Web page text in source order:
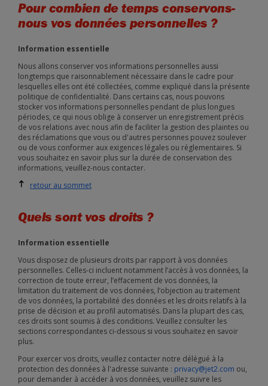
Pour combien de temps conservons-
nous vos données personnelles ?
Information essentielle
Nous allons conserver vos informations personnelles aussi
longtemps que raisonnablement nécessaire dans le cadre pour
lesquelles elles ont été collectées, comme expliqué dans la présente
politique de confidentialité. Dans certains cas, nous pouvons
stocker vos informations personnelles pendant de plus longues
périodes, ce qui nous oblige à conserver un enregistrement précis
de vos relations avec nous afin de faciliter la gestion des plaintes ou
des réclamations que vous ou d'autres personnes pouvez soulever
ou de vous conformer aux exigences légales ou réglementaires. Si
vous souhaitez en savoir plus sur la durée de conservation des
informations, veuillez-nous contacter.
retour au sommet
Quels sont vos droits ?
Information essentielle
Vous disposez de plusieurs droits par rapport à vos données
personnelles. Celles-ci incluent notamment l’accès à vos données, la
correction de toute erreur, l’effacement de vos données, la
limitation du traitement de vos données, l’objection au traitement
de vos données, la portabilité des données et les droits relatifs à la
prise de décision et au profil automatisés. Dans la plupart des cas,
ces droits sont soumis à des conditions. Veuillez consulter les
sections correspondantes ci-dessous si vous souhaitez en savoir
plus.
Pour exercer vos droits, veuillez contacter notre délégué à la
protection des données à l'adresse suivante : privacy@jet2.com ou,
pour demander à accéder à vos données, veuillez suivre les